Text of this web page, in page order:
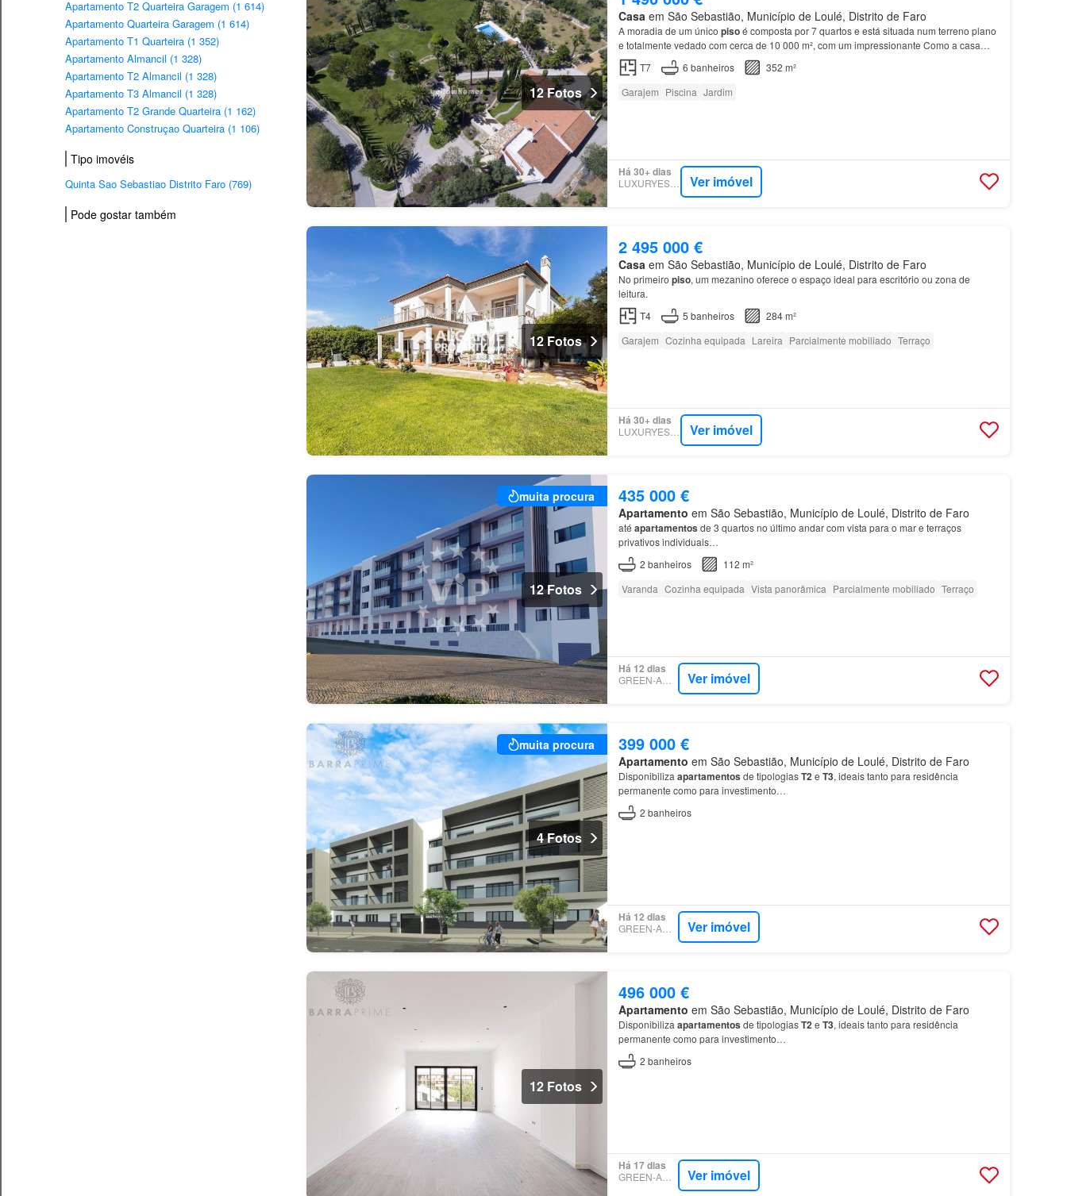
Apartamento T2 Quarteira Garagem (1 614)
Apartamento Quarteira Garagem (1 614)
Apartamento T1 Quarteira (1 352)
Apartamento Almancil (1 328)
Apartamento T2 Almancil (1 328)
Apartamento T3 Almancil (1 328)
Apartamento T2 Grande Quarteira (1 162)
Apartamento Construçao Quarteira (1 106)
Tipo imovéis
Quinta Sao Sebastiao Distrito Faro (769)
Pode gostar também
12 Fotos
Casa em São Sebastião, Município de Loulé, Distrito de Faro
A moradia de um único pisoé composta por 7 quartos e está situada num terreno plano
e totalmente vedado com cerca de 10 000 m², com um impressionante Como a casa
não tem sido ocupada nos últimos meses,
T7 6 banheiros
352 m²
Garajem Piscina Jardim
Há 30+ dias
LUXURYESTATE Ver imóvel
12 Fotos
2 495 000 €
Casaem São Sebastião, Município de Loulé, Distrito de Faro
No primeiro piso, um mezanino oferece o espaço ideal para escritório ou zona de
leitura.
T4
5 banheiros
284 m²
Garajem Cozinha equipada Lareira Parcialmente mobiliado Terraço
Há 30+ dias
LUXURYESTATE Ver imóvel
muita procura
12 Fotos
435 000 €
Apartamento em São Sebastião, Município de Loulé, Distrito de Faro
até apartamentos de 3 quartos no último andar com vista para o mar e terraços
privativos individuais…
2 banheiros
112 m²
Varanda Cozinha equipada Vista panorâmica Parcialmente mobiliado Terraço
Há 12 dias
GREEN-ACRES Ver imóvel
muita procura
4 Fotos
399 000 €
Apartamento em São Sebastião, Município de Loulé, Distrito de Faro
Disponibiliza apartamentos de tipologiasT2e T3, ideais tanto para residência
permanente como para investimento…
2 banheiros
Há 12 dias
GREEN-ACRES Ver imóvel
12 Fotos
496 000 €
Apartamento em São Sebastião, Município de Loulé, Distrito de Faro
Disponibiliza apartamentos de tipologiasT2e T3, ideais tanto para residência
permanente como para investimento…
2 banheiros
Há 17 dias
GREEN-ACRES Ver imóvel